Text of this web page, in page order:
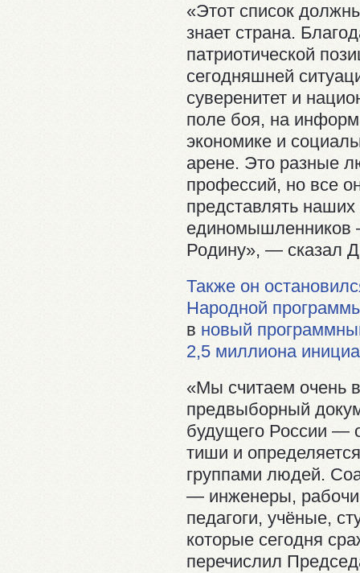
«Этот список
знает страна.
патриотической
сегодняшней
суверенитет и
поле боя, на
экономике и
арене. Это разные
профессий, но все
представлять
единомышленников
Родину», — сказал
Также он
Народной
в новый
2,5 миллиона
«Мы считаем очень
предвыборный
будущего России —
тиши и
группами людей.
— инженеры,
педагоги, учёные,
которые сегодня
перечислил